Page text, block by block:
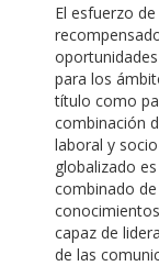
El esfuerzo
para los
título como
combinación
laboral y
globalizado
combinado
capaz de
de las